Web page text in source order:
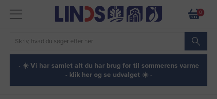
0
· ☀️ Vi har samlet alt du har brug for til sommerens varme
- klik her og se udvalget ☀️ ·